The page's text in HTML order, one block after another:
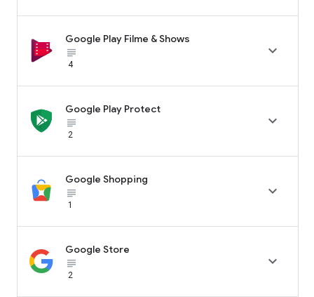
Google Play Filme & Shows
subject_black
4

Google Play Protect
subject_black
2

Google Shopping
subject_black
1

Google Store
subject_black
2
